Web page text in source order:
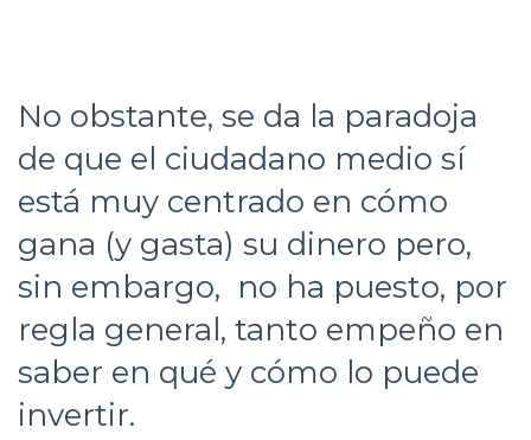
No obstante, se da la paradoja
de que el ciudadano medio sí
está muy centrado en cómo
gana (y gasta) su dinero pero,
sin embargo, no ha puesto, por
regla general, tanto empeño en
saber en qué y cómo lo puede
invertir.